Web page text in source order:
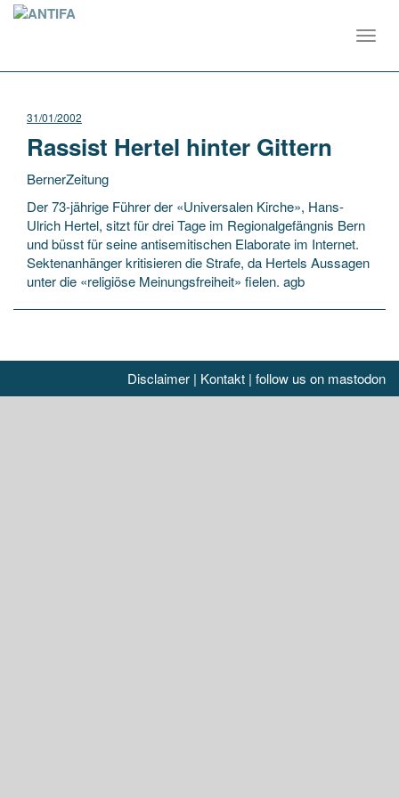
31/01/2002
Rassist Hertel hinter Gittern
BernerZeitung
Der 73-jährige Führer der «Universalen Kirche», Hans-
Ulrich Hertel, sitzt für drei Tage im Regionalgefängnis Bern
und büsst für seine antisemitischen Elaborate im Internet.
Sektenanhänger kritisieren die Strafe, da Hertels Aussagen
unter die «religiöse Meinungsfreiheit» fielen. agb
Disclaimer | Kontakt | follow us on mastodon